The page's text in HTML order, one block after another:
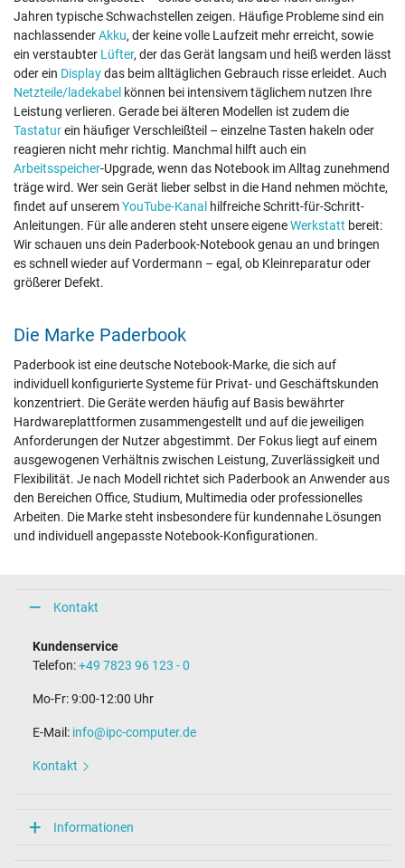
Jahren typische Schwachstellen zeigen. Häufige Probleme sind ein
nachlassenderAkku, der keine volle Laufzeit mehr erreicht, sowie
ein verstaubter Lüfter, der das Gerät langsam und heiß werden lässt
oder ein Displaydas beim alltäglichen Gebrauch risse erleidet. Auch
Netzteile/ladekabel können bei intensivem täglichem nutzen Ihre
Leistung verlieren. Gerade bei älteren Modellen ist zudem die
Tastaturein häufiger Verschleißteil – einzelne Tasten hakeln oder
reagieren nicht mehr richtig. Manchmal hilft auch ein
Arbeitsspeicher-Upgrade, wenn das Notebook im Alltag zunehmend
träge wird. Wer sein Gerät lieber selbst in die Hand nehmen möchte,
findet auf unseremYouTube-Kanal hilfreiche Schritt-für-Schritt-
Anleitungen. Für alle anderen steht unsere eigeneWerkstatt bereit:
Wir schauen uns dein Paderbook-Notebook genau an und bringen
es schnell wieder auf Vordermann – egal, ob Kleinreparatur oder
größerer Defekt.
Die Marke Paderbook
Paderbook ist eine deutsche Notebook-Marke, die sich auf
individuell konfigurierte Systeme für Privat- und Geschäftskunden
konzentriert. Die Geräte werden häufig auf Basis bewährter
Hardwareplattformen zusammengestellt und auf die jeweiligen
Anforderungen der Nutzer abgestimmt. Der Fokus liegt auf einem
ausgewogenen Verhältnis zwischen Leistung, Zuverlässigkeit und
Flexibilität. Je nach Modell richtet sich Paderbook an Anwender aus
den Bereichen Office, Studium, Multimedia oder professionelles
Arbeiten. Die Marke steht insbesondere für kundennahe Lösungen
und individuell angepasste Notebook-Konfigurationen.
Kontakt
Kundenservice
Telefon:+49 7823 96 123 - 0
Mo-Fr: 9:00-12:00 Uhr
E-Mail: info@ipc-computer.de
Kontakt
Informationen